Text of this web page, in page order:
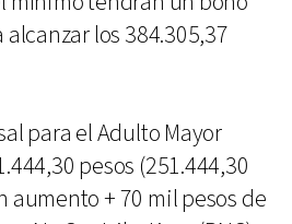
los 384.305,37
para el Adulto Mayor
pesos (251.444,30
aumento + 70 mil pesos de